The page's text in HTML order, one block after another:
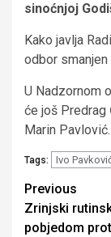
sinoćnjoj
Kako javlja
odbor
U Nadzornom
će još Predrag
Marin Pavlović.
Tags: Ivo
Previous
Zrinjski
pobjedom